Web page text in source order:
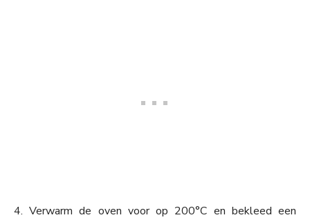
4. Verwarm de oven voor op 200°C en bekleed een